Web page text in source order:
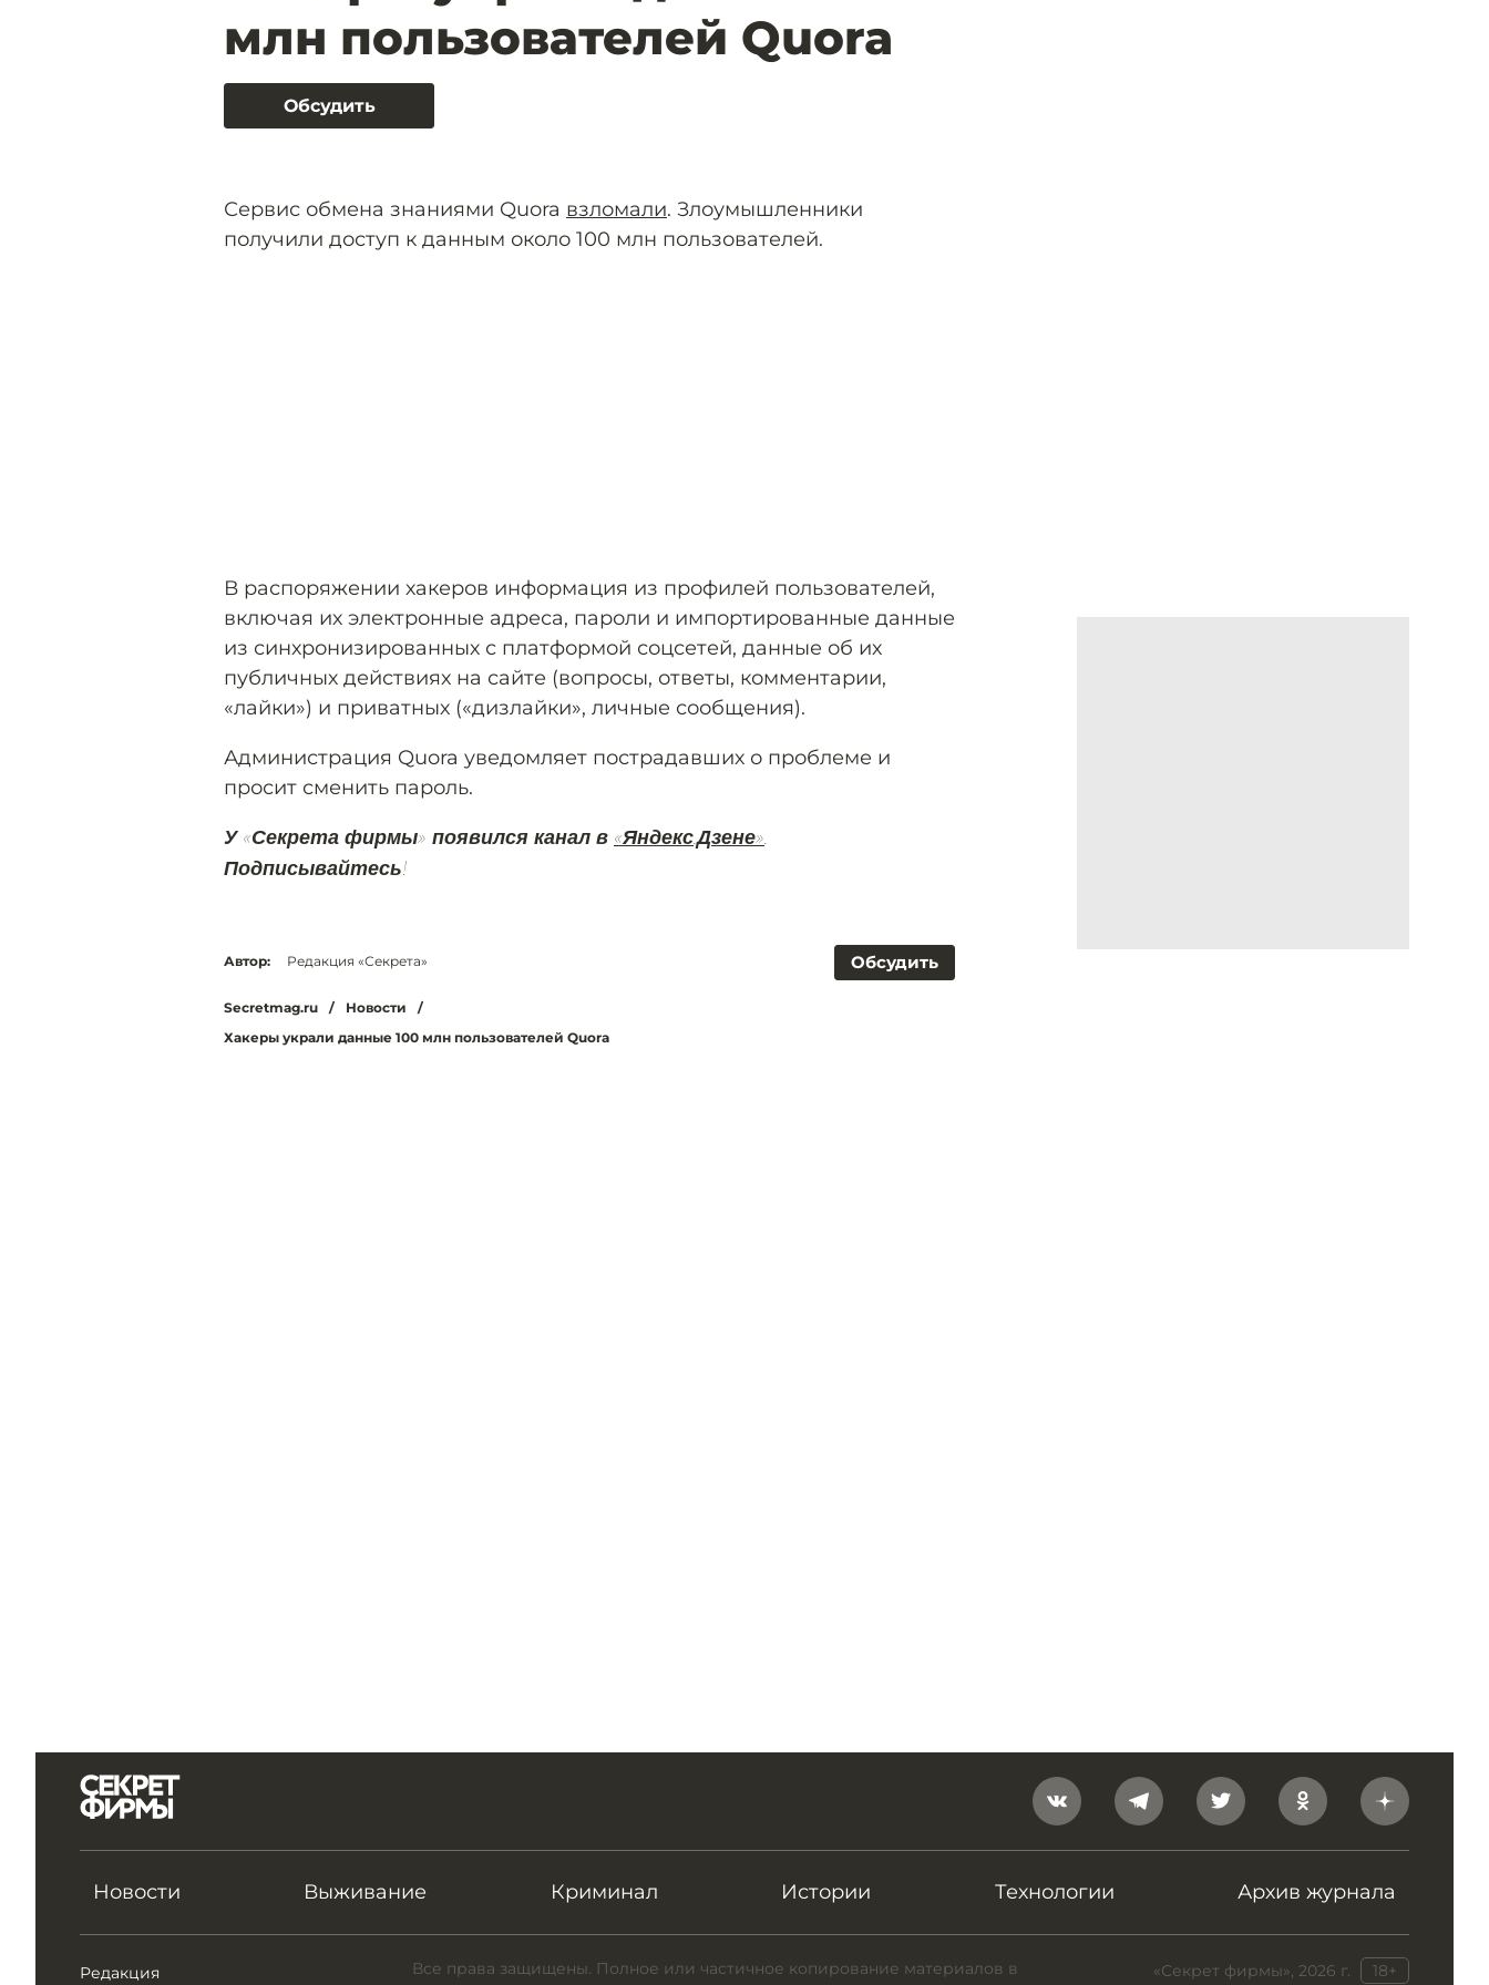
млн пользователей Quora
Обсудить
Сервис обмена знаниями Quora взломали. Злоумышленники
получили доступ к данным около 100 млн пользователей.
В распоряжении хакеров информация из профилей пользователей,
включая их электронные адреса, пароли и импортированные данные
из синхронизированных с платформой соцсетей, данные об их
публичных действиях на сайте (вопросы, ответы, комментарии,
«лайки») и приватных («дизлайки», личные сообщения).
Администрация Quora уведомляет пострадавших о проблеме и
просит сменить пароль.
У «Секрета фирмы» появился канал в «Яндекс.Дзене».
Подписывайтесь!
Обсудить
Автор: Редакция «Секрета»
Secretmag.ru / Новости
/
Хакеры украли данные 100 млн пользователей Quora
Новости Выживание Криминал Истории Технологии Архив журнала
Редакция «Секрет фирмы», 2026 г. 18+
Все права защищены. Полное или частичное копирование материалов в